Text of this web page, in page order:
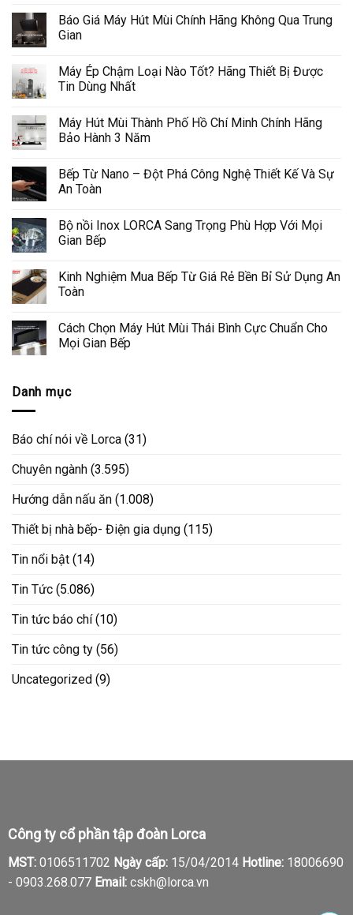
Báo Giá Máy Hút Mùi Chính Hãng Không Qua Trung
Gian
Máy Ép Chậm Loại Nào Tốt? Hãng Thiết Bị Được
Tin Dùng Nhất
Máy Hút Mùi Thành Phố Hồ Chí Minh Chính Hãng
Bảo Hành 3 Năm
Bếp Từ Nano – Đột Phá Công Nghệ Thiết Kế Và Sự
An Toàn
Bộ nồi Inox LORCA Sang Trọng Phù Hợp Với Mọi
Gian Bếp
Kinh Nghiệm Mua Bếp Từ Giá Rẻ Bền Bỉ Sử Dụng An
Toàn
Cách Chọn Máy Hút Mùi Thái Bình Cực Chuẩn Cho
Mọi Gian Bếp
Danh mục
Báo chí nói về Lorca (31)
Chuyên ngành (3.595)
Hướng dẫn nấu ăn (1.008)
Thiết bị nhà bếp- Điện gia dụng (115)
Tin nổi bật (14)
Tin Tức (5.086)
Tin tức báo chí(10)
Tin tức công ty (56)
Uncategorized (9)
Công ty cổ phần tập đoàn Lorca
MST:0106511702 Ngày cấp:15/04/2014 Hotline:18006690
- 0903.268.077 Email:cskh@lorca.vn